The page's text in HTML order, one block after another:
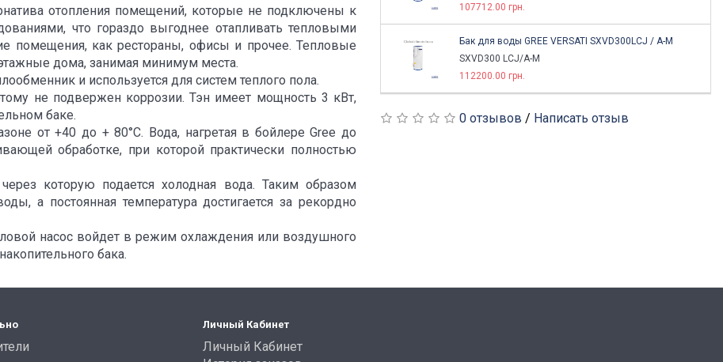
отопления помещений, которые не подключены к
что гораздо выгоднее отапливать тепловыми
помещения, как рестораны, офисы и прочее. Тепловые
дома, занимая минимум места.
и используется для систем теплого пола.
не подвержен коррозии. Тэн имеет мощность 3 кВт,
баке.
от +40 до + 80°С. Вода, нагретая в бойлере Gree до
обработке, при которой практически полностью
которую подается холодная вода. Таким образом
а постоянная температура достигается за рекордно
насос войдет в режим охлаждения или воздушного
бака.
107712.00 грн.
Бак для воды GREE VERSATI SXVD300LCJ / A-M
SXVD300 LCJ/A-M
112200.00 грн.
0 отзывов / Написать отзыв
Личный Кабинет
Личный Кабинет